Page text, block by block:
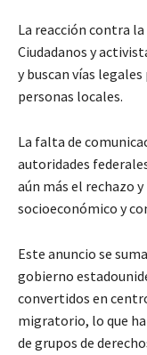
La reacción contra
Ciudadanos y
y buscan vías
personas locales.
La falta de
autoridades
aún más el rechazo
socioeconómico y
Este anuncio se
gobierno
convertidos en
migratorio, lo que
de grupos de